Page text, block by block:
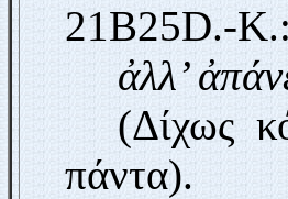
21B25D.-K.:
ἀλλ’
(Δίχως
πάντα).